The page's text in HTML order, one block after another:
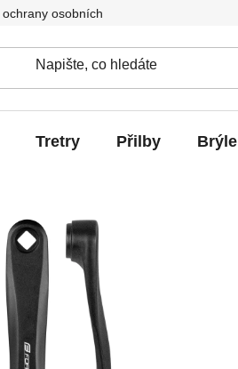
osobních údajů
Tretry Přilby Brýle